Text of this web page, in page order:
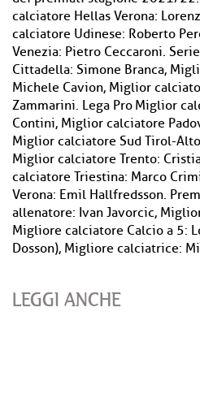
calciatore Hellas Verona:
calciatore Udinese: Roberto
Venezia: Pietro Ceccaroni.
Cittadella: Simone Branca,
Michele Cavion, Miglior
Zammarini. Lega Pro Miglior
Contini, Miglior calciatore
Miglior calciatore Sud Tirol-
Miglior calciatore Trento:
calciatore Triestina: Marco
Verona: Emil Hallfredsson.
allenatore: Ivan Javorcic,
Migliore calciatore Calcio a 5:
Dosson), Migliore calciatrice:
LEGGI ANCHE